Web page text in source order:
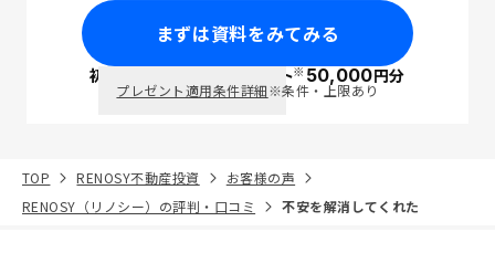
まずは資料をみてみる
初回面談で ポイント※50,000円分
プレゼント適用条件詳細※条件・上限あり
TOP RENOSY不動産投資
お客様の声
RENOSY（リノシー）の評判・口コミ
不安を解消してくれた